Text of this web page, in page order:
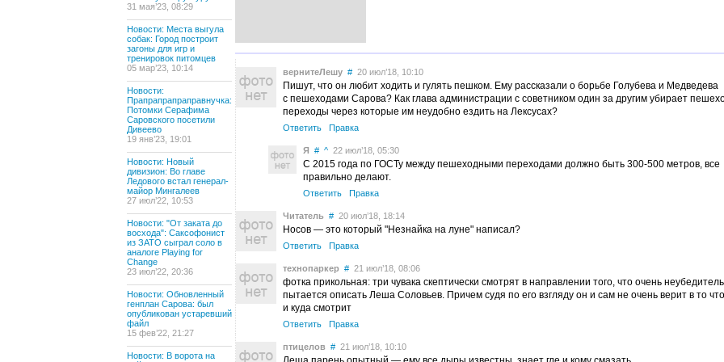
31 мая’23, 08:29
Новости: Места выгула
собак: Город построит
загоны для игр и
тренировок питомцев
05 мар’23, 10:14
Новости:
Прапрапрапраправнучка:
Потомки Серафима
Саровского посетили
Дивеево
19 янв’23, 19:01
Новости: Новый
дивизион: Во главе
Ледового встал генерал-
майор Мингалеев
27 июл’22, 10:53
Новости: "От заката до
восхода": Саксофонист
из ЗАТО сыграл соло в
аналоге Playing for
Change
23 июл’22, 20:36
Новости: Обновленный
генплан Сарова: был
опубликован устаревший
файл
15 фев’22, 21:27
Новости: В ворота на
вернитеЛешу # 20 июл’18, 10:10
Пишут, что он любит ходить и гулять пешком. Ему рассказали о борьбе Голубева и Медведева
с пешеходами Сарова? Как глава администрации с советником один за другим убирает
переходы через которые им неудобно ездить на Лексусах?
Ответить Правка
Я # ^ 22 июл’18, 05:30
С 2015 года по ГОСТу между пешеходными переходами должно быть 300-500 метров, все
правильно делают.
Ответить Правка
Читатель # 20 июл’18, 18:14
Носов — это который "Незнайка на луне" написал?
Ответить Правка
технопаркер # 21 июл’18, 08:06
фотка прикольная: три чувака скептически смотрят в направлении того, что очень
пытается описать Леша Соловьев. Причем судя по его взгляду он и сам не очень верит в то
и куда смотрит
Ответить Правка
птицелов # 21 июл’18, 10:10